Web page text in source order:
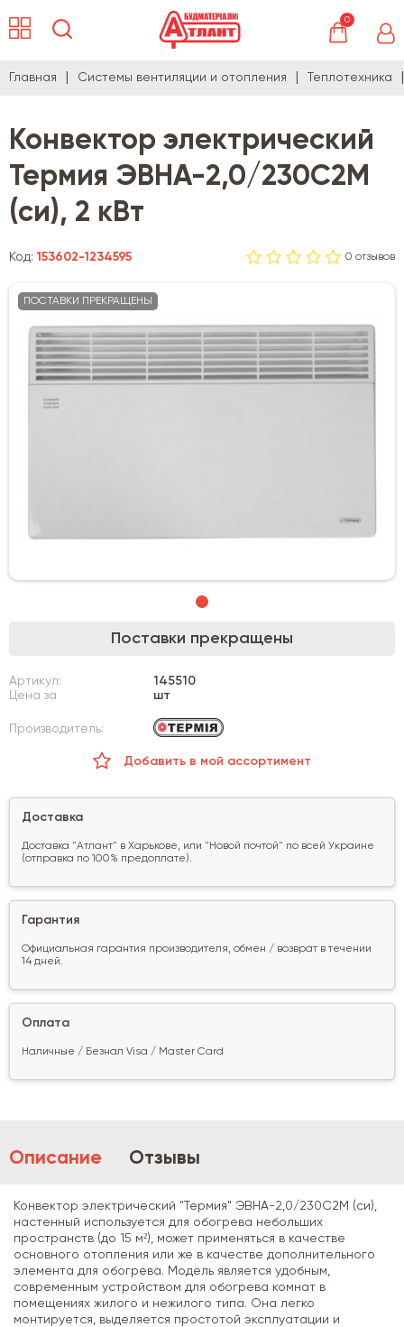
0
Главная Системы вентиляции и отопления Теплотехника
Конвектор электрический
Термия ЭВНА-2,0/230С2М
(си), 2 кВт
Код:153602-1234595 0 отзывов
ПОСТАВКИ ПРЕКРАЩЕНЫ
Поставки прекращены
Артикул:
145510
Цена за
шт
Производитель:
Добавить в мой ассортимент
Доставка
Доставка "Атлант" в Харькове, или "Новой почтой" по всей Украине
(отправка по 100% предоплате).
Гарантия
Официальная гарантия производителя, обмен / возврат в течении
14 дней.
Оплата
Наличные / Безнал Visa / Master Card
Описание Отзывы
Конвектор электрический "Термия" ЭВНА-2,0/230С2М (си),
настенный используется для обогрева небольших
пространств (до 15 м²), может применяться в качестве
основного отопления или же в качестве дополнительного
элемента для обогрева. Модель является удобным,
современным устройством для обогрева комнат в
помещениях жилого и нежилого типа. Она легко
монтируется, выделяется простотой эксплуатации и